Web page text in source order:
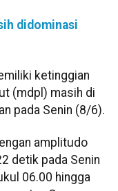
didominasi
ketinggian
(mdpl) masih di
pada Senin (8/6).
amplitudo
detik pada Senin
06.00 hingga